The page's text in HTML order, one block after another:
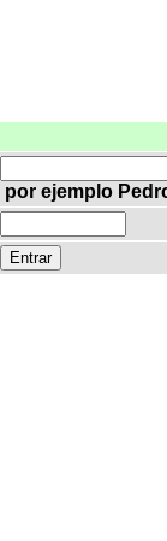
por ejemplo